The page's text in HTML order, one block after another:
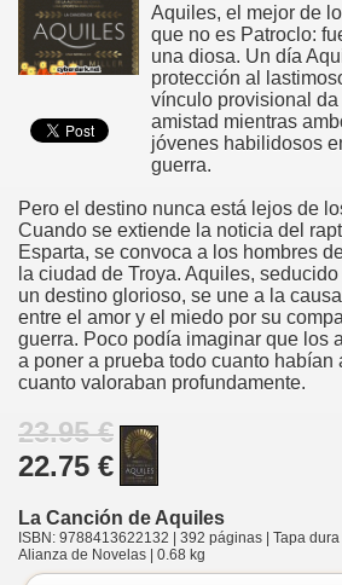
Aquiles, el mejor de
que no es Patroclo:
una diosa. Un día
protección al
vínculo provisional
amistad mientras
jóvenes habilidosos
guerra.
Pero el destino nunca está lejos de
Cuando se extiende la noticia del
Esparta, se convoca a los hombres
la ciudad de Troya. Aquiles,
un destino glorioso, se une a la
entre el amor y el miedo por su
guerra. Poco podía imaginar que los
a poner a prueba todo cuanto habían
cuanto valoraban profundamente.
23.95 €
22.75 €
La Canción de Aquiles
ISBN: 9788413622132 | 392 páginas | Tapa
Alianza de Novelas | 0.68 kg